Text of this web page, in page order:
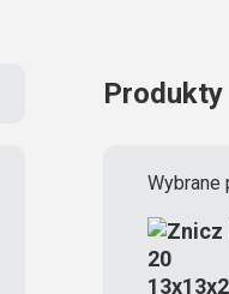
Produkty
Wybrane